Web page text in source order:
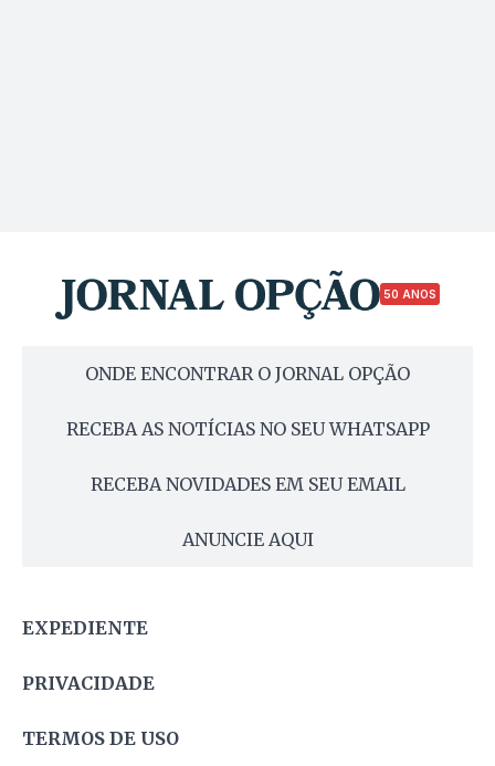
50 ANOS
ONDE ENCONTRAR O JORNAL OPÇÃO
RECEBA AS NOTÍCIAS NO SEU WHATSAPP
RECEBA NOVIDADES EM SEU EMAIL
ANUNCIE AQUI
EXPEDIENTE
PRIVACIDADE
TERMOS DE USO